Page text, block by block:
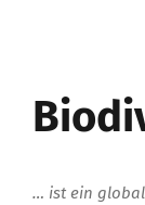
… ist ein